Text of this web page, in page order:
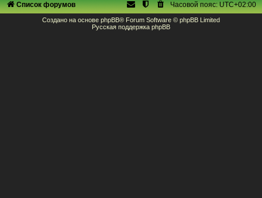
Список форумов Часовой пояс:UTC+02:00
Создано на основе phpBB® Forum Software © phpBB Limited
Русская поддержка phpBB